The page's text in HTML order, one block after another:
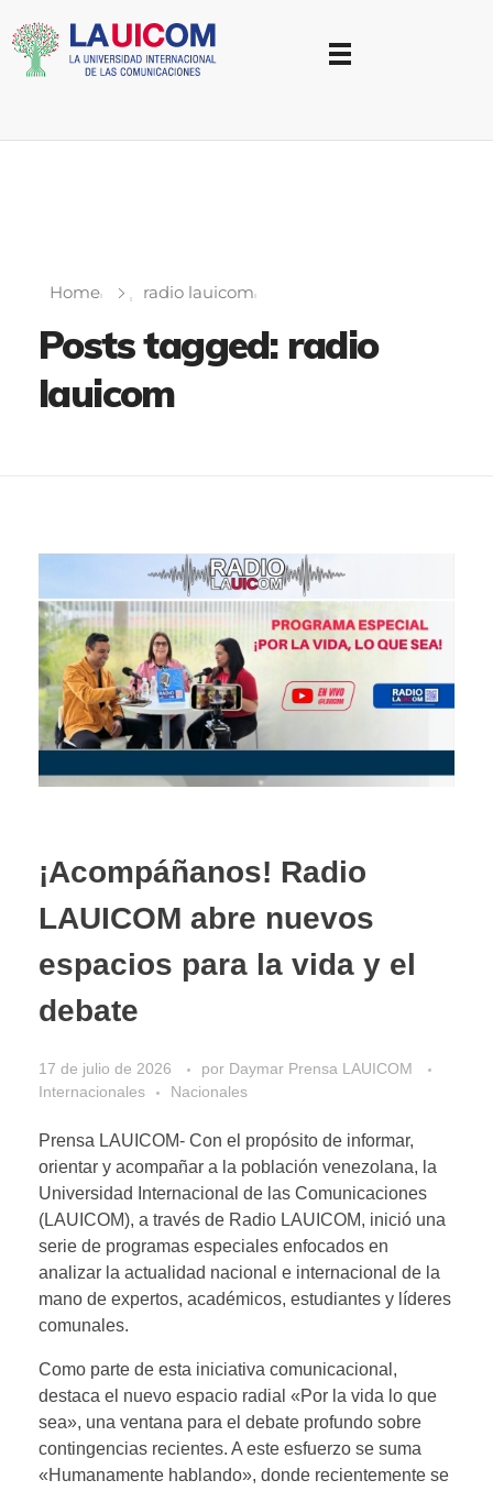
Home radio lauicom
Posts tagged: radio
lauicom
¡Acompáñanos! Radio
LAUICOM abre nuevos
espacios para la vida y el
debate
17 de julio de 2026 por Daymar Prensa LAUICOM
Internacionales
Nacionales
Prensa LAUICOM- Con el propósito de informar,
orientar y acompañar a la población venezolana, la
Universidad Internacional de las Comunicaciones
(LAUICOM), a través de Radio LAUICOM, inició una
serie de programas especiales enfocados en
analizar la actualidad nacional e internacional de la
mano de expertos, académicos, estudiantes y líderes
comunales.
Como parte de esta iniciativa comunicacional,
destaca el nuevo espacio radial «Por la vida lo que
sea», una ventana para el debate profundo sobre
contingencias recientes. A este esfuerzo se suma
«Humanamente hablando», donde recientemente se